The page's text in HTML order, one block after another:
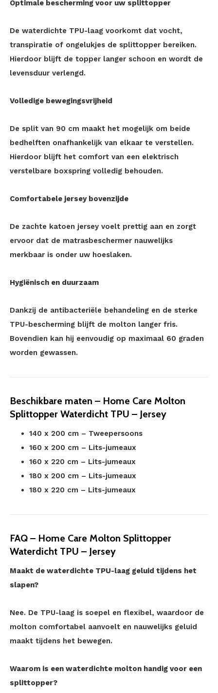
Optimale bescherming voor uw splittopper
De waterdichte TPU-laag voorkomt dat vocht,
transpiratie of ongelukjes de splittopper bereiken.
Hierdoor blijft de topper langer schoon en wordt de
levensduur verlengd.
Volledige bewegingsvrijheid
De split van 90 cm maakt het mogelijk om beide
bedhelften onafhankelijk van elkaar te verstellen.
Hierdoor blijft het comfort van een elektrisch
verstelbare boxspring volledig behouden.
Comfortabele jersey bovenzijde
De zachte katoen jersey voelt prettig aan en zorgt
ervoor dat de matrasbeschermer nauwelijks
merkbaar is onder uw hoeslaken.
Hygiënisch en duurzaam
Dankzij de antibacteriële behandeling en de sterke
TPU-bescherming blijft de molton langer fris.
Bovendien kan hij eenvoudig op maximaal 60 graden
worden gewassen.
Beschikbare maten – Home Care Molton
Splittopper Waterdicht TPU – Jersey
140 x 200 cm – Tweepersoons
160 x 200 cm – Lits-jumeaux
160 x 220 cm – Lits-jumeaux
180 x 200 cm – Lits-jumeaux
180 x 220 cm – Lits-jumeaux
FAQ – Home Care Molton Splittopper
Waterdicht TPU – Jersey
Maakt de waterdichte TPU-laag geluid tijdens het
slapen?
Nee. De TPU-laag is soepel en flexibel, waardoor de
molton comfortabel aanvoelt en nauwelijks geluid
maakt tijdens het bewegen.
Waarom is een waterdichte molton handig voor een
splittopper?